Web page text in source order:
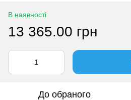
В наявності
13 365.00 грн
До обраного